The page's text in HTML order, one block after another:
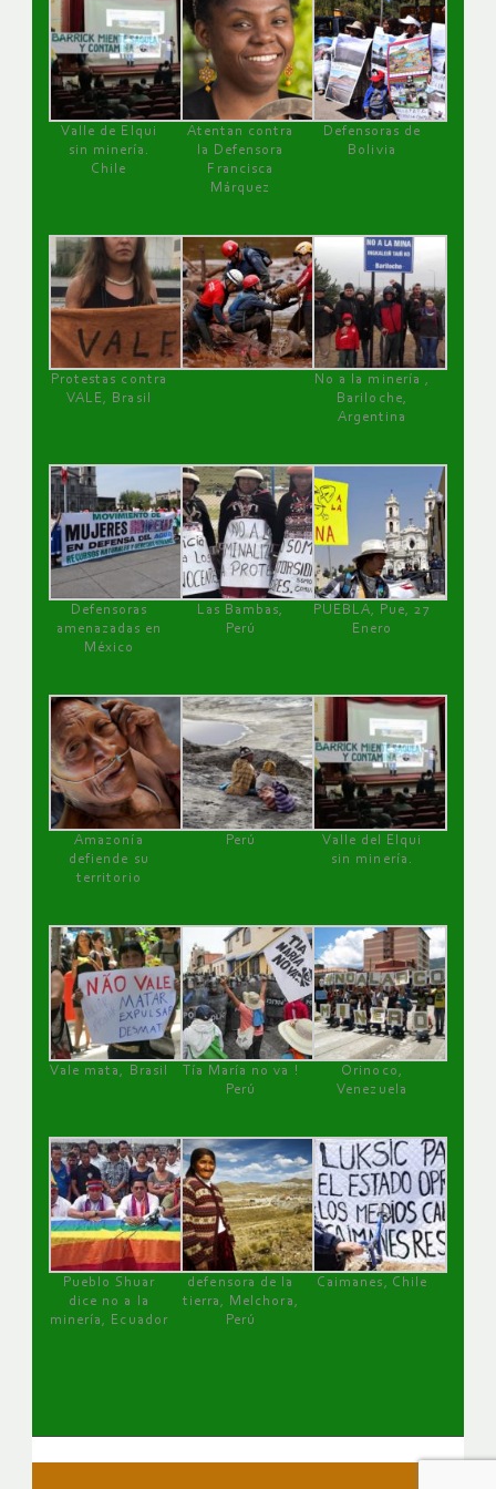
Valle de Elqui
sin minería.
Chile
Atentan contra
la Defensora
Francisca
Márquez
Defensoras de
Bolivia
Protestas contra
VALE, Brasil
No a la minería ,
Bariloche,
Argentina
Defensoras
amenazadas en
México
Las Bambas,
Perú
PUEBLA, Pue, 27
Enero
Amazonía
defiende su
territorio
Perú
Valle del Elqui
sin minería.
Vale mata, Brasil
Tía María no va !
Perú
Orinoco,
Venezuela
Pueblo Shuar
dice no a la
minería, Ecuador
defensora de la
tierra, Melchora,
Perú
Caimanes, Chile